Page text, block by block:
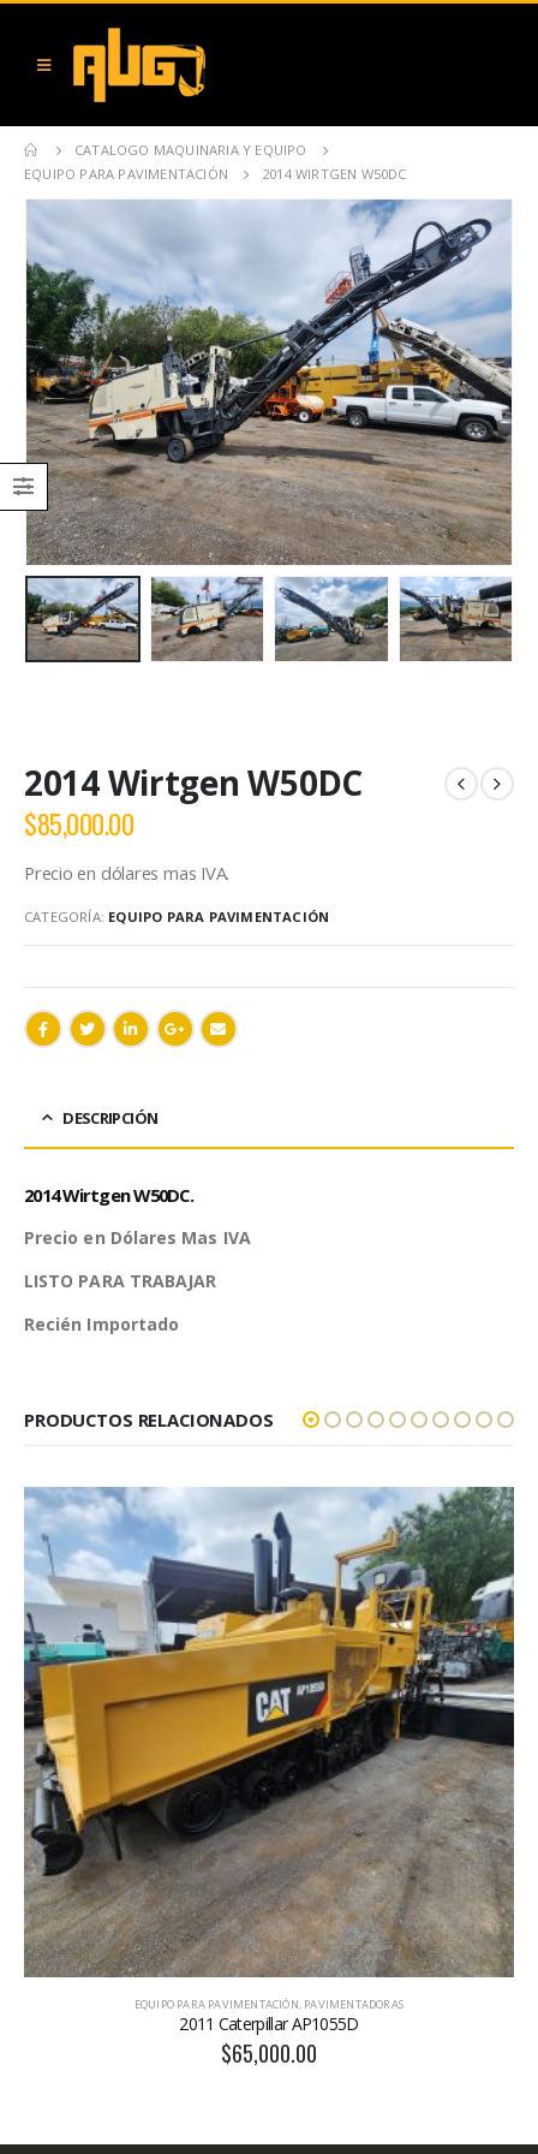
CATALOGO MAQUINARIA Y EQUIPO
EQUIPO PARA PAVIMENTACIÓN
2014 WIRTGEN W50DC
2014 Wirtgen W50DC
$85,000.00
Precio en dólares mas IVA.
CATEGORÍA: EQUIPO PARA PAVIMENTACIÓN
DESCRIPCIÓN
2014 Wirtgen W50DC.
Precio en Dólares Mas IVA
LISTO PARA TRABAJAR
Recién Importado
PRODUCTOS RELACIONADOS
EQUIPO PARA PAVIMENTACIÓN,PAVIMENTADORAS
2011 Caterpillar AP1055D
65,000.00